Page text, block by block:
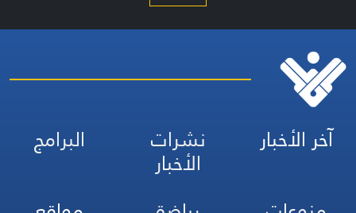
آخر الأخبار نشرات
الأخبار
البرامج